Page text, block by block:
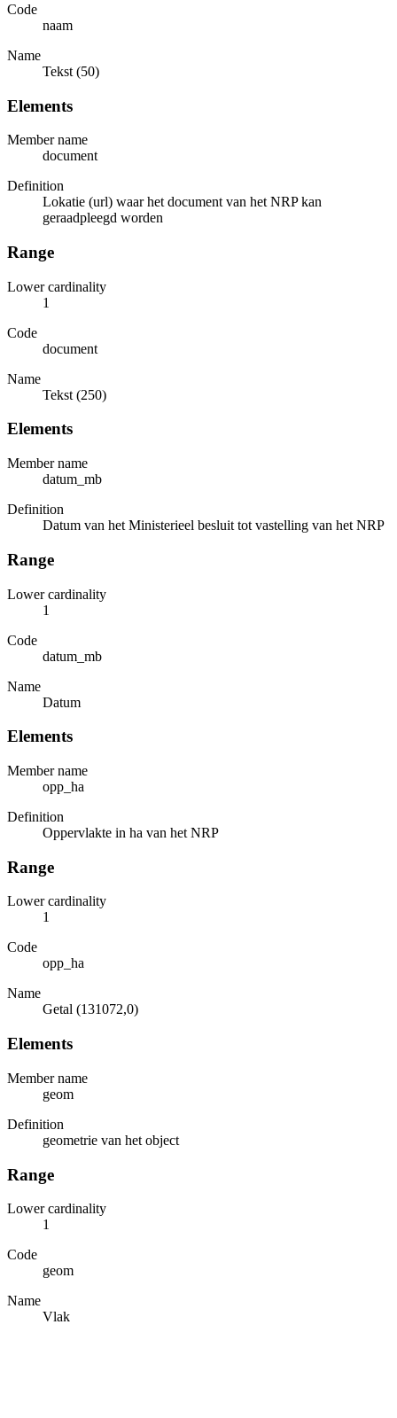
Code
naam
Name
Tekst (50)
Elements
Member name
document
Definition
Lokatie (url) waar het document van het NRP kan
geraadpleegd worden
Range
Lower cardinality
1
Code
document
Name
Tekst (250)
Elements
Member name
datum_mb
Definition
Datum van het Ministerieel besluit tot vastelling van het NRP
Range
Lower cardinality
1
Code
datum_mb
Name
Datum
Elements
Member name
opp_ha
Definition
Oppervlakte in ha van het NRP
Range
Lower cardinality
1
Code
opp_ha
Name
Getal (131072,0)
Elements
Member name
geom
Definition
geometrie van het object
Range
Lower cardinality
1
Code
geom
Name
Vlak